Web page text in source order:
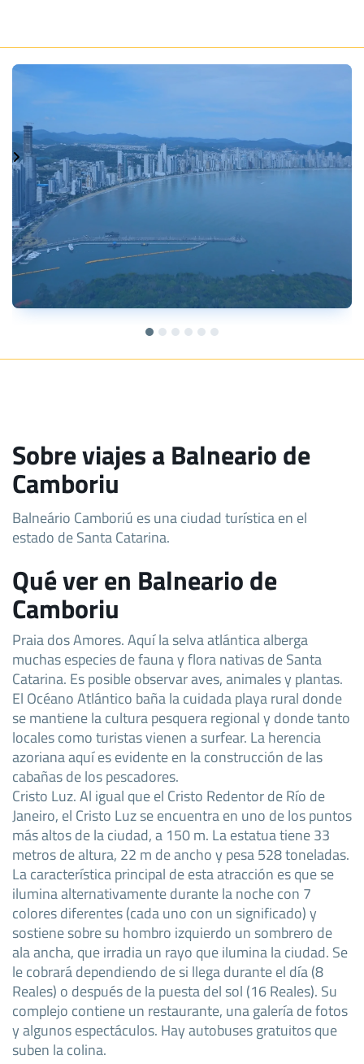
Sobre viajes a Balneario de
Camboriu
Balneário Camboriú es una ciudad turística en el
estado de Santa Catarina.
Qué ver en Balneario de
Camboriu
Praia dos Amores. Aquí la selva atlántica alberga
muchas especies de fauna y flora nativas de Santa
Catarina. Es posible observar aves, animales y plantas.
El Océano Atlántico baña la cuidada playa rural donde
se mantiene la cultura pesquera regional y donde tanto
locales como turistas vienen a surfear. La herencia
azoriana aquí es evidente en la construcción de las
cabañas de los pescadores.
Cristo Luz. Al igual que el Cristo Redentor de Río de
Janeiro, el Cristo Luz se encuentra en uno de los puntos
más altos de la ciudad, a 150 m. La estatua tiene 33
metros de altura, 22 m de ancho y pesa 528 toneladas.
La característica principal de esta atracción es que se
ilumina alternativamente durante la noche con 7
colores diferentes (cada uno con un significado) y
sostiene sobre su hombro izquierdo un sombrero de
ala ancha, que irradia un rayo que ilumina la ciudad. Se
le cobrará dependiendo de si llega durante el día (8
Reales) o después de la puesta del sol (16 Reales). Su
complejo contiene un restaurante, una galería de fotos
y algunos espectáculos. Hay autobuses gratuitos que
suben la colina.